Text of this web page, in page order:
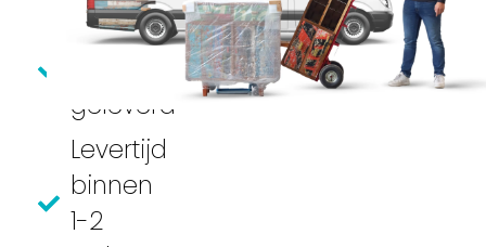
Volledig
gemonteerd
geleverd
Levertijd
binnen
1-2